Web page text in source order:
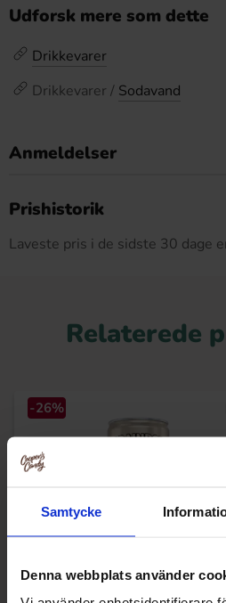
Samtycke
Denna webbplats använder
Udforsk mere som dette
Drikkevarer
Drikkevarer / Sodavand
Anmeldelser
Prishistorik
Laveste pris i de sidste 30 dage
Relaterede
-26%